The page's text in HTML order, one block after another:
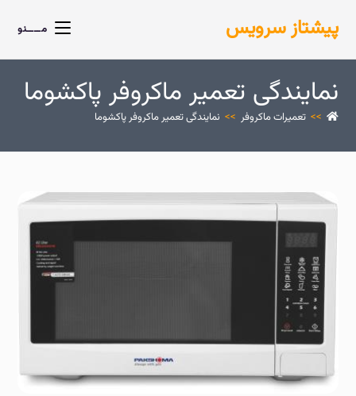
پیشتاز سرویس مــــنو
نمایندگی تعمیر ماکروفر پاکشوما
>> تعمیرات ماکروفر >> نمایندگی تعمیر ماکروفر پاکشوما